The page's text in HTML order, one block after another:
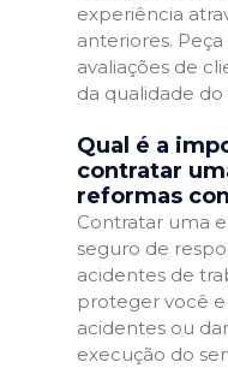
experiência
anteriores.
avaliações de
da qualidade
Qual é a
contratar
reformas
Contratar uma
seguro de
acidentes de
proteger você e
acidentes ou
execução do